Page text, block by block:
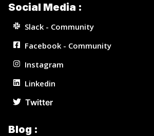
Social Media :
Slack - Community
Facebook - Community
Instagram
Linkedin
Twitter
Blog :